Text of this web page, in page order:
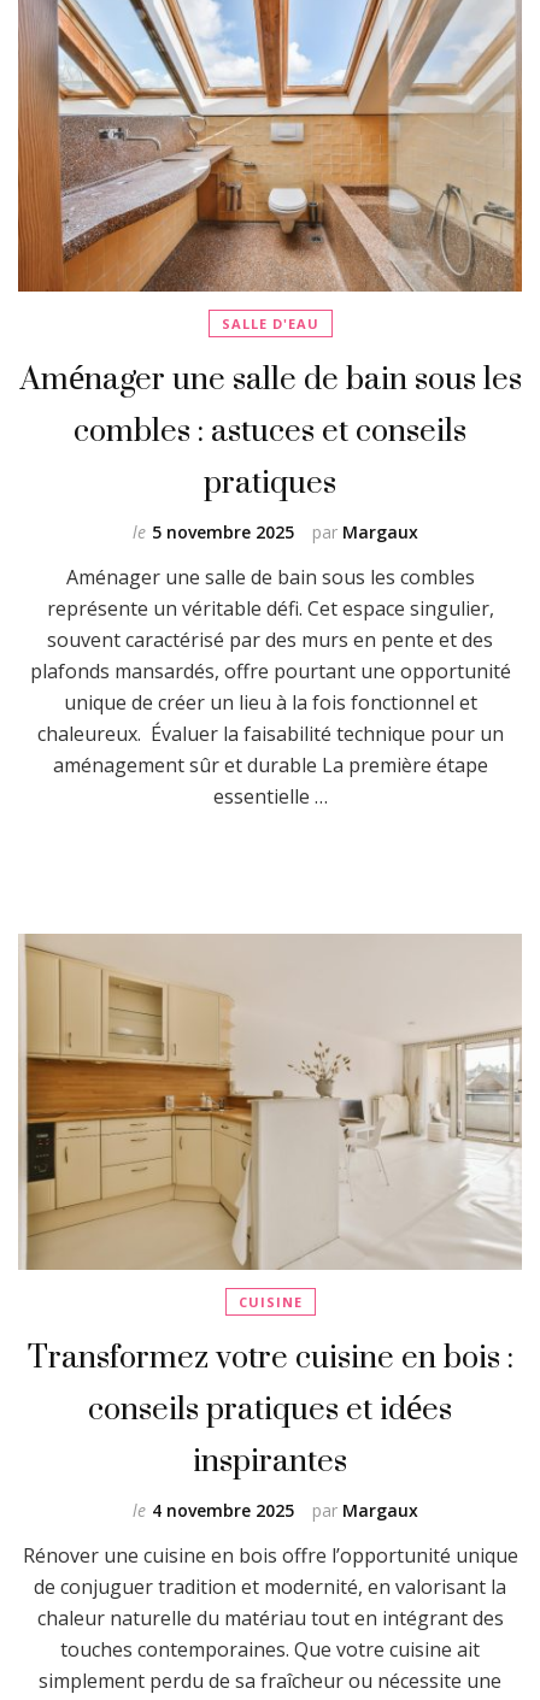
SALLE D'EAU
Aménager une salle de bain sous les
combles : astuces et conseils
pratiques
par Margaux
le 5 novembre 2025
Aménager une salle de bain sous les combles
représente un véritable défi. Cet espace singulier,
souvent caractérisé par des murs en pente et des
plafonds mansardés, offre pourtant une opportunité
unique de créer un lieu à la fois fonctionnel et
chaleureux. Évaluer la faisabilité technique pour un
aménagement sûr et durable La première étape
essentielle …
CUISINE
Transformez votre cuisine en bois :
conseils pratiques et idées
inspirantes
par Margaux
le 4 novembre 2025
Rénover une cuisine en bois offre l’opportunité unique
de conjuguer tradition et modernité, en valorisant la
chaleur naturelle du matériau tout en intégrant des
touches contemporaines. Que votre cuisine ait
simplement perdu de sa fraîcheur ou nécessite une